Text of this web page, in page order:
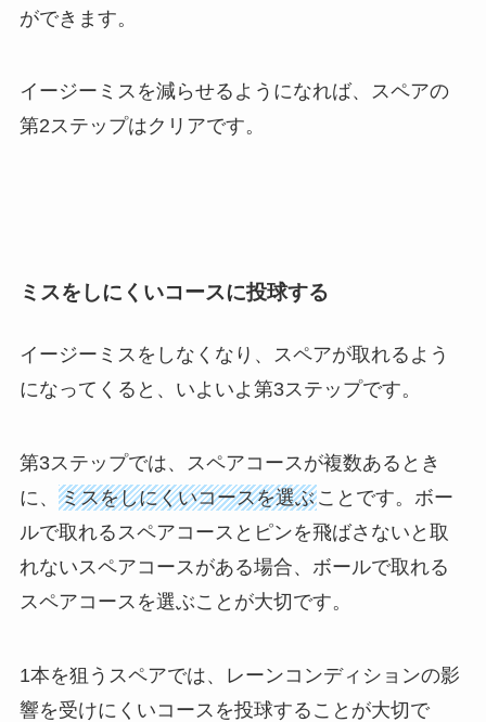
ができます。
イージーミスを減らせるようになれば、スペアの
第2ステップはクリアです。
ミスをしにくいコースに投球する
イージーミスをしなくなり、スペアが取れるよう
になってくると、いよいよ第3ステップです。
第3ステップでは、スペアコースが複数あるとき
に、 ミスをしにくいコースを選ぶことです。ボー
ルで取れるスペアコースとピンを飛ばさないと取
れないスペアコースがある場合、ボールで取れる
スペアコースを選ぶことが大切です。
1本を狙うスペアでは、レーンコンディションの影
響を受けにくいコースを投球することが大切で